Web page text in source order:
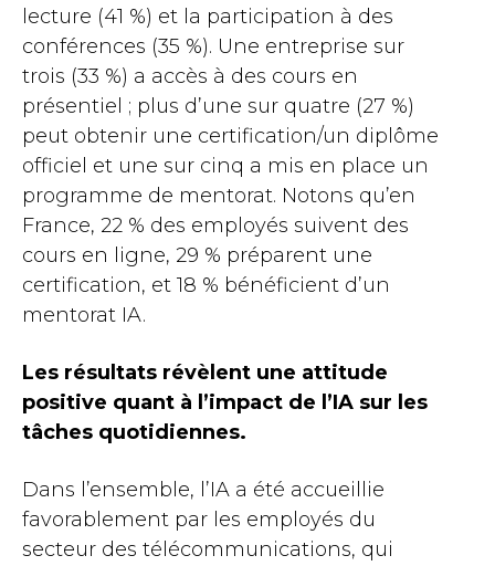
lecture (41 %) et la participation à des
conférences (35 %). Une entreprise sur
trois (33 %) a accès à des cours en
présentiel ; plus d’une sur quatre (27 %)
peut obtenir une certification/un diplôme
officiel et une sur cinq a mis en place un
programme de mentorat. Notons qu’en
France, 22 % des employés suivent des
cours en ligne, 29 % préparent une
certification, et 18 % bénéficient d’un
mentorat IA.
Les résultats révèlent une attitude
positive quant à l’impact de l’IA sur les
tâches quotidiennes.
Dans l’ensemble, l’IA a été accueillie
favorablement par les employés du
secteur des télécommunications, qui